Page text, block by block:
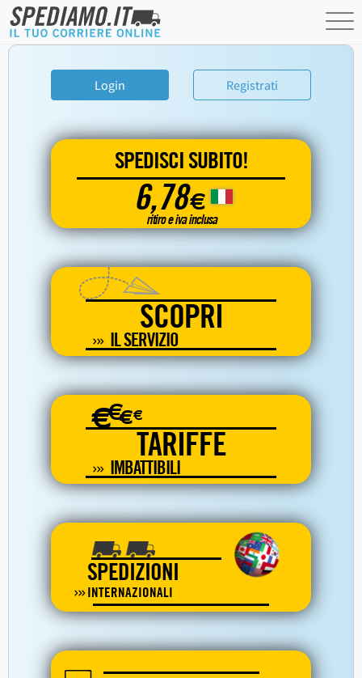
Login Registrati
SPEDISCI SUBITO!
6,78€
ritiro e iva inclusa
SCOPRI
IL SERVIZIO
€€€€
TARIFFE
IMBATTIBILI
SPEDIZIONI
INTERNAZIONALI